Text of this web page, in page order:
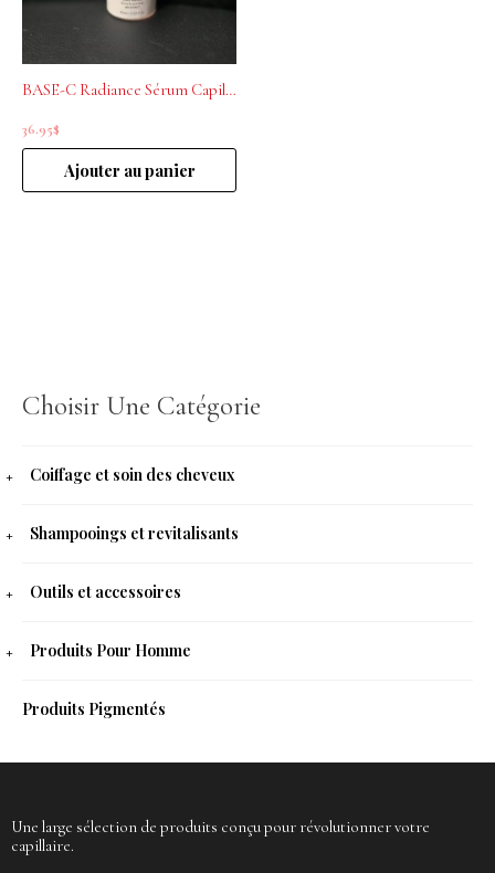
Choisir Une Catégorie
Coiffage et soin des cheveux
Shampooings et revitalisants
Outils et accessoires
Produits Pour Homme
Produits Pigmentés
BASE-C Radiance Sérum Capillaire Brillance et Anti-Frisottis 60 ml
36.95$
Ajouter au panier
Une large sélection de produits conçu pour révolutionner votre
capillaire.